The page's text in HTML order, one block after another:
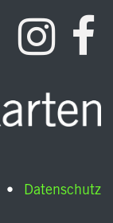
• Datenschutz